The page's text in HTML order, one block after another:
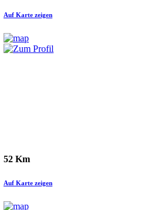
Auf Karte zeigen
52 Km
Auf Karte zeigen